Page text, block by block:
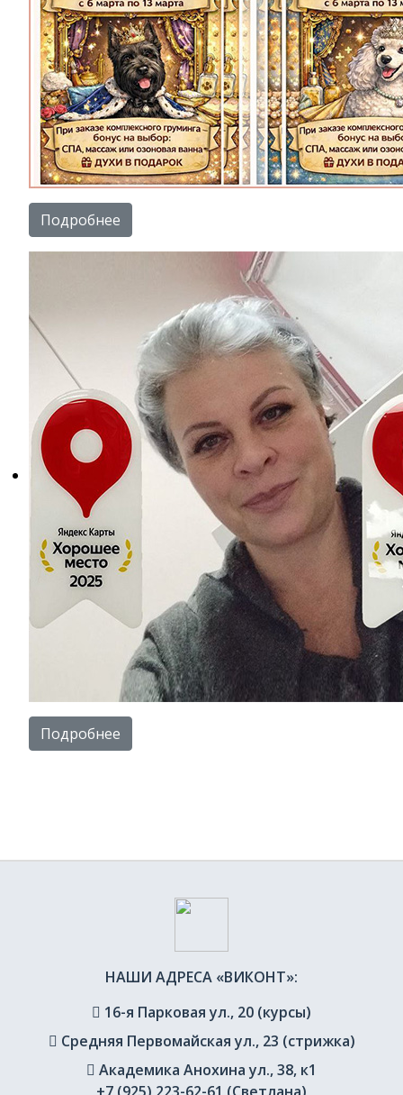
Подробнее
Подробнее
НАШИ АДРЕСА «ВИКОНТ»:
16-я Парковая ул., 20 (курсы)
Средняя Первомайская ул., 23 (стрижка)
Академика Анохина ул., 38, к1